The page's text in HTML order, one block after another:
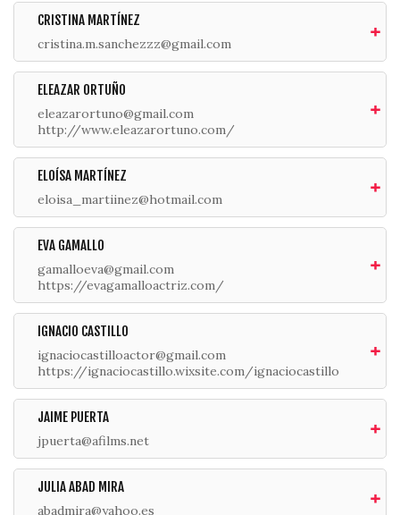
CRISTINA MARTÍNEZ
cristina.m.sanchezzz@gmail.com
ELEAZAR ORTUÑO
eleazarortuno@gmail.com
http://www.eleazarortuno.com/
ELOÍSA MARTÍNEZ
eloisa_martiinez@hotmail.com
EVA GAMALLO
gamalloeva@gmail.com
https://evagamalloactriz.com/
IGNACIO CASTILLO
ignaciocastilloactor@gmail.com
https://ignaciocastillo.wixsite.com/ignaciocastillo
JAIME PUERTA
jpuerta@afilms.net
JULIA ABAD MIRA
abadmira@yahoo.es